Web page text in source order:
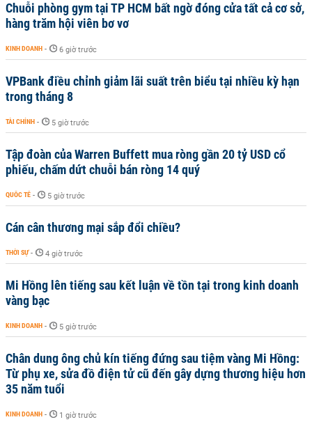
Chuỗi phòng gym tại TP HCM bất ngờ đóng cửa tất cả cơ sở,
hàng trăm hội viên bơ vơ
KINH DOANH - 6 giờ trước
VPBank điều chỉnh giảm lãi suất trên biểu tại nhiều kỳ hạn
trong tháng 8
TÀI CHÍNH - 5 giờ trước
Tập đoàn của Warren Buffett mua ròng gần 20 tỷ USD cổ
phiếu, chấm dứt chuỗi bán ròng 14 quý
QUỐC TẾ - 5 giờ trước
Cán cân thương mại sắp đổi chiều?
THỜI SỰ - 4 giờ trước
Mi Hồng lên tiếng sau kết luận về tồn tại trong kinh doanh
vàng bạc
KINH DOANH - 5 giờ trước
Chân dung ông chủ kín tiếng đứng sau tiệm vàng Mi Hồng:
Từ phụ xe, sửa đồ điện tử cũ đến gây dựng thương hiệu hơn
35 năm tuổi
KINH DOANH - 1 giờ trước